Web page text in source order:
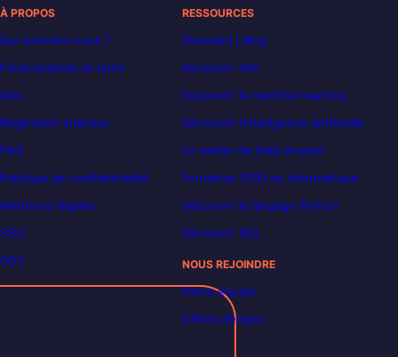
À PROPOS
Qui sommes-nous ?
Financements et tarifs
Avis
Règlement intérieur
FAQ
Politique de confidentialité
Mentions légales
CGU
CGV
RESSOURCES
Decoded | Blog
Découvrir n8n
Découvrir le machine learning
Découvrir l’intelligence artificielle
Le métier de Data Analyst
Formation POEI en informatique
Découvrir le langage Python
Découvrir SQL
NOUS REJOINDRE
Notre équipe
Offres d’emploi